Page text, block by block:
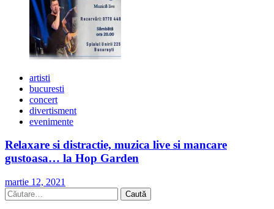
artisti
bucuresti
concert
divertisment
evenimente
Relaxare si distractie, muzica live si mancare
gustoasa… la Hop Garden
martie 12, 2021
Caută
după: